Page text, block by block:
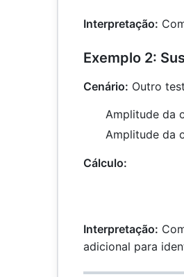
Interpretação:
Exemplo 2:
Cenário: Outro
Amplitude da
Amplitude da
Cálculo:
Interpretação:
adicional para